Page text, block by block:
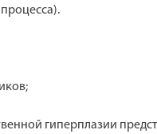
гиперплазии